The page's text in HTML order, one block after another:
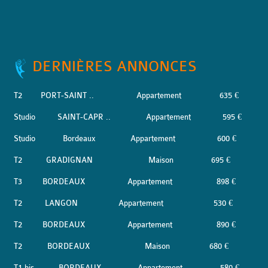
DERNIÈRES ANNONCES
T2 PORT-SAINT .. Appartement 635 €
Studio SAINT-CAPR .. Appartement 595 €
Studio Bordeaux Appartement 600 €
T2 GRADIGNAN Maison 695 €
T3 BORDEAUX Appartement 898 €
T2 LANGON Appartement 530 €
T2 BORDEAUX Appartement 890 €
T2 BORDEAUX Maison 680 €